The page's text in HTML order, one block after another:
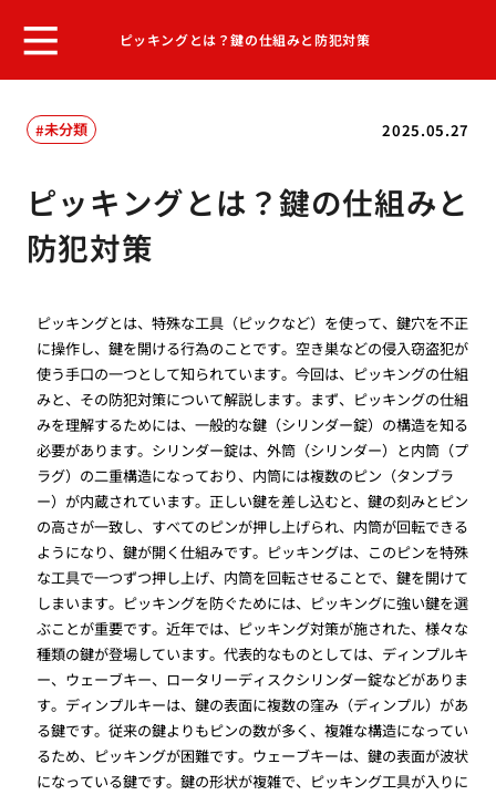
ピッキングとは？鍵の仕組みと防犯対策
2025.05.27
未分類
ピッキングとは？鍵の仕組みと
防犯対策
ピッキングとは、特殊な工具（ピックなど）を使って、鍵穴を不正
に操作し、鍵を開ける行為のことです。空き巣などの侵入窃盗犯が
使う手口の一つとして知られています。今回は、ピッキングの仕組
みと、その防犯対策について解説します。まず、ピッキングの仕組
みを理解するためには、一般的な鍵（シリンダー錠）の構造を知る
必要があります。シリンダー錠は、外筒（シリンダー）と内筒（プ
ラグ）の二重構造になっており、内筒には複数のピン（タンブラ
ー）が内蔵されています。正しい鍵を差し込むと、鍵の刻みとピン
の高さが一致し、すべてのピンが押し上げられ、内筒が回転できる
ようになり、鍵が開く仕組みです。ピッキングは、このピンを特殊
な工具で一つずつ押し上げ、内筒を回転させることで、鍵を開けて
しまいます。ピッキングを防ぐためには、ピッキングに強い鍵を選
ぶことが重要です。近年では、ピッキング対策が施された、様々な
種類の鍵が登場しています。代表的なものとしては、ディンプルキ
ー、ウェーブキー、ロータリーディスクシリンダー錠などがありま
す。ディンプルキーは、鍵の表面に複数の窪み（ディンプル）があ
る鍵です。従来の鍵よりもピンの数が多く、複雑な構造になってい
るため、ピッキングが困難です。ウェーブキーは、鍵の表面が波状
になっている鍵です。鍵の形状が複雑で、ピッキング工具が入りに